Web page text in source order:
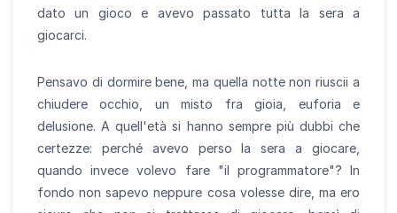
dato un gioco e avevo passato tutta la sera a
giocarci.
Pensavo di dormire bene, ma quella notte non riuscii a
chiudere occhio, un misto fra gioia, euforia e
delusione. A quell'età si hanno sempre più dubbi che
certezze: perché avevo perso la sera a giocare,
quando invece volevo fare "il programmatore"? In
fondo non sapevo neppure cosa volesse dire, ma ero